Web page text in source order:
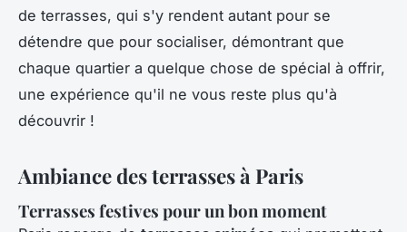
de terrasses, qui s'y rendent autant pour se
détendre que pour socialiser, démontrant que
chaque quartier a quelque chose de spécial à offrir,
une expérience qu'il ne vous reste plus qu'à
découvrir !
Ambiance des terrasses à Paris
Terrasses festives pour un bon moment